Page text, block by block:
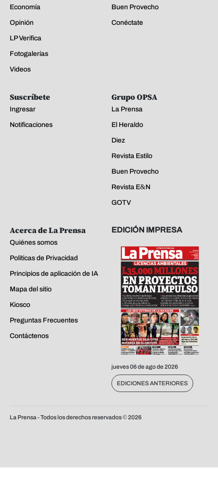
Economía
Opinión
LP Verifica
Fotogalerías
Videos
Buen Provecho
Conéctate
Suscríbete
Ingresar
Notificaciones
Grupo OPSA
La Prensa
El Heraldo
Diez
Revista Estilo
Buen Provecho
Revista E&N
GOTV
Acerca de La Prensa
Quiénes somos
Políticas de Privacidad
Principios de aplicación de IA
Mapa del sitio
Kiosco
Preguntas Frecuentes
Contáctenos
EDICIÓN IMPRESA
jueves 06 de ago de 2026
EDICIONES ANTERIORES
La Prensa - Todos los derechos reservados ©2026